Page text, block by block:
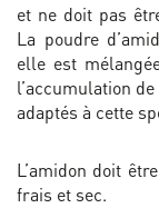
et ne doit pas
La poudre
elle est
l’accumulation
adaptés à cette
L’amidon doit
frais et sec.